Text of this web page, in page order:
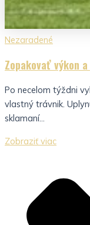
Nezaradené
Zopakovať výkon
Po necelom týždni
vlastný trávnik.
sklamaní...
Zobraziť viac